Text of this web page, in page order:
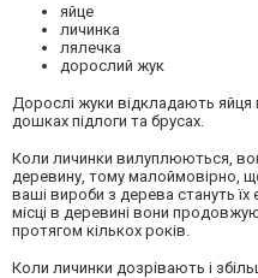
яйце
личинка
лялечка
дорослий жук
Дорослі жуки відкладають яйця
дошках підлоги та брусах.
Коли личинки вилуплюються,
деревину, тому малоймовірно,
ваші вироби з дерева стануть
місці в деревині вони
протягом кількох років.
Коли личинки дозрівають і